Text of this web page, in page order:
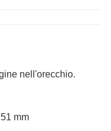
nell'orecchio.
mm